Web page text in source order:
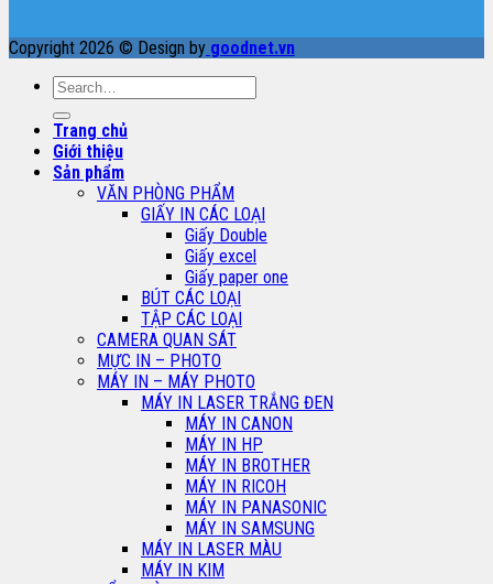
Copyright 2026 © Design by goodnet.vn
Search
for:
Trang chủ
Giới thiệu
Sản phẩm
VĂN PHÒNG PHẨM
GIẤY IN CÁC LOẠI
Giấy Double
Giấy excel
Giấy paper one
BÚT CÁC LOẠI
TẬP CÁC LOẠI
CAMERA QUAN SÁT
MỰC IN – PHOTO
MÁY IN – MÁY PHOTO
MÁY IN LASER TRẮNG ĐEN
MÁY IN CANON
MÁY IN HP
MÁY IN BROTHER
MÁY IN RICOH
MÁY IN PANASONIC
MÁY IN SAMSUNG
MÁY IN LASER MÀU
MÁY IN KIM